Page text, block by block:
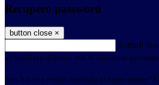
Recupero password
button close ×
E-mail
all'indirizzo indicato con le istruzioni
Non hai una e-mail associata al nome utente?